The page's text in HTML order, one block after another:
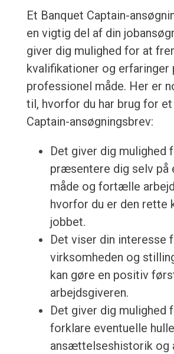
Et Banquet Captain-
en vigtig del af din
giver dig mulighed for at
kvalifikationer og erfaringer
professionel måde. Her er
til, hvorfor du har brug for
Captain-ansøgningsbrev:
Det giver dig mulighed
præsentere dig selv på
måde og fortælle
hvorfor du er den rette
jobbet.
Det viser din interesse
virksomheden og
kan gøre en positiv
arbejdsgiveren.
Det giver dig mulighed
forklare eventuelle
ansættelseshistorik og